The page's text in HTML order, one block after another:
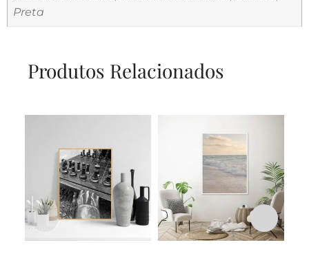
Preta
Produtos Relacionados